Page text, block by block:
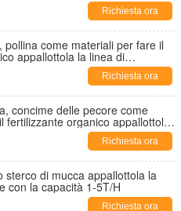
Richiesta ora
pollina come materiali per fare il
appallottola la linea di
Richiesta ora
concime delle pecore come
fertilizzante organico appallottola
Richiesta ora
sterco di mucca appallottola la
con la capacità 1-5T/H
Richiesta ora